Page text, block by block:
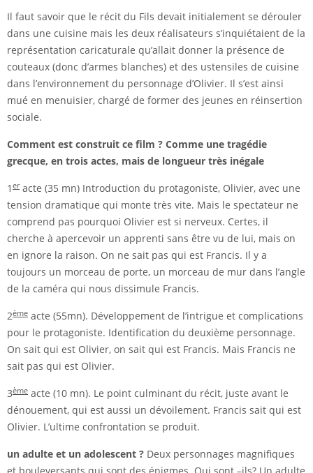
Il faut savoir que le récit du Fils devait initialement se dérouler
dans une cuisine mais les deux réalisateurs s’inquiétaient de la
représentation caricaturale qu’allait donner la présence de
couteaux (donc d’armes blanches) et des ustensiles de cuisine
dans l’environnement du personnage d’Olivier. Il s’est ainsi
mué en menuisier, chargé de former des jeunes en réinsertion
sociale.
Comment est construit ce film ? Comme une tragédie
grecque, en trois actes, mais de longueur très inégale
1 eracte (35 mn) Introduction du protagoniste, Olivier, avec une
tension dramatique qui monte très vite. Mais le spectateur ne
comprend pas pourquoi Olivier est si nerveux. Certes, il
cherche à apercevoir un apprenti sans être vu de lui, mais on
en ignore la raison. On ne sait pas qui est Francis. Il y a
toujours un morceau de porte, un morceau de mur dans l’angle
de la caméra qui nous dissimule Francis.
2ème acte (55mn). Développement de l’intrigue et complications
pour le protagoniste. Identification du deuxième personnage.
On sait qui est Olivier, on sait qui est Francis. Mais Francis ne
sait pas qui est Olivier.
3ème acte (10 mn). Le point culminant du récit, juste avant le
dénouement, qui est aussi un dévoilement. Francis sait qui est
Olivier. L’ultime confrontation se produit.
un adulte et un adolescent ? Deux personnages magnifiques